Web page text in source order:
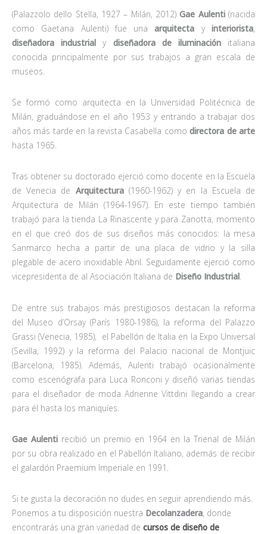
(Palazzolo dello Stella, 1927 – Milán, 2012)Gae Aulenti(nacida
como Gaetana Aulenti) fue unaarquitecta yinteriorista,
diseñadora industrial y diseñadora de iluminaciónitaliana
conocida principalmente por sus trabajos a gran escala de
museos.
Se formó como arquitecta en la Universidad Politécnica de
Milán, graduándose en el año 1953 y entrando a trabajar dos
años más tarde en la revista Casabella comodirectora de arte
hasta 1965.
Tras obtener su doctorado ejerció como docente en la Escuela
de Venecia de Arquitectura(1960-1962) y en la Escuela de
Arquitectura de Milán (1964-1967). En este tiempo también
trabajó para la tienda La Rinascente y para Zanotta, momento
en el que creó dos de sus diseños más conocidos: la mesa
Sanmarco hecha a partir de una placa de vidrio y la silla
plegable de acero inoxidable Abril. Seguidamente ejerció como
vicepresidenta de al Asociación Italiana de Diseño Industrial.
De entre sus trabajos más prestigiosos destacan la reforma
del Museo d’Orsay (París 1980-1986), la reforma del Palazzo
Grassi (Venecia, 1985), el Pabellón de Italia en la Expo Universal
(Sevilla, 1992) y la reforma del Palacio nacional de Montjuic
(Barcelona, 1985). Además, Aulenti trabajó ocasionalmente
como escenógrafa para Luca Ronconi y diseñó varias tiendas
para el diseñador de moda Adrienne Vittdini llegando a crear
para él hasta los maniquíes.
Gae Aulenti recibió un premio en 1964 en la Trienal de Milán
por su obra realizado en el Pabellón Italiano, además de recibir
el galardón Praemium Imperiale en 1991.
Si te gusta la decoración no dudes en seguir aprendiendo más.
Ponemos a tu disposición nuestra Decolanzadera, donde
encontrarás una gran variedad de cursos de diseño de